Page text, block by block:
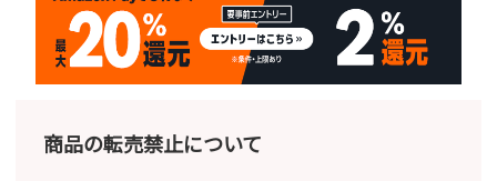
商品の転売禁止について